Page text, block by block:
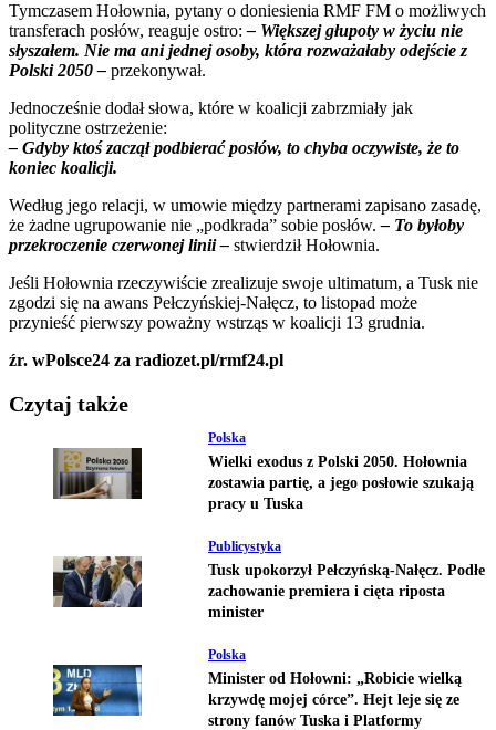
Tymczasem Hołownia, pytany o doniesienia RMF FM o możliwych
transferach posłów, reaguje ostro:– Większej głupoty w życiu nie
słyszałem. Nie ma ani jednej osoby, która rozważałaby odejście z
Polski 2050 – przekonywał.
Jednocześnie dodał słowa, które w koalicji zabrzmiały jak
polityczne ostrzeżenie:
– Gdyby ktoś zaczął podbierać posłów, to chyba oczywiste, że to
koniec koalicji.
Według jego relacji, w umowie między partnerami zapisano zasadę,
że żadne ugrupowanie nie „podkrada” sobie posłów.– To byłoby
przekroczenie czerwonej linii – stwierdził Hołownia.
Jeśli Hołownia rzeczywiście zrealizuje swoje ultimatum, a Tusk nie
zgodzi się na awans Pełczyńskiej-Nałęcz, to listopad może
przynieść pierwszy poważny wstrząs w koalicji 13 grudnia.
źr. wPolsce24 za radiozet.pl/rmf24.pl
Czytaj także
Polska
Wielki exodus z Polski 2050. Hołownia
zostawia partię, a jego posłowie szukają
pracy u Tuska
Publicystyka
Tusk upokorzył Pełczyńską-Nałęcz. Podłe
zachowanie premiera i cięta riposta
minister
Polska
Minister od Hołowni: „Robicie wielką
krzywdę mojej córce”. Hejt leje się ze
strony fanów Tuska i Platformy